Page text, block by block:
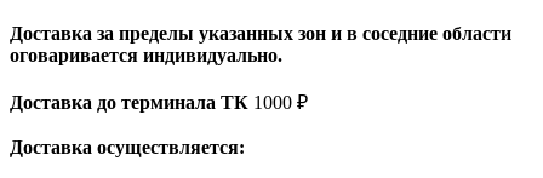
Доставка за пределы указанных зон и в соседние области
оговаривается индивидуально.
Доставка до терминала ТК 1000 ₽
Доставка осуществляется: